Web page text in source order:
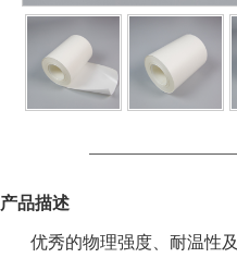
产品描述
优秀的物理强度、耐温性及